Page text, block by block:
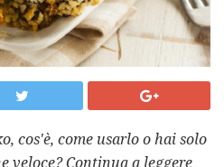
cos'è, come usarlo o hai solo
veloce? Continua a leggere